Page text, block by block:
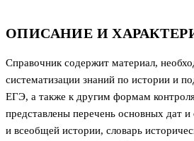
ОПИСАНИЕ И
Справочник содержит материал,
систематизации знаний по истории и
ЕГЭ, а также к другим формам
представлены перечень основных дат
и всеобщей истории, словарь